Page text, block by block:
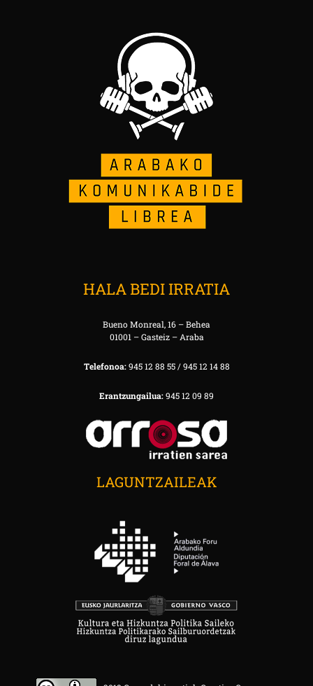
HALA BEDI IRRATIA
Bueno Monreal, 16 – Behea
01001 – Gasteiz – Araba
Telefonoa:945 12 88 55 / 945 12 14 88
Erantzungailua:945 12 09 89
LAGUNTZAILEAK